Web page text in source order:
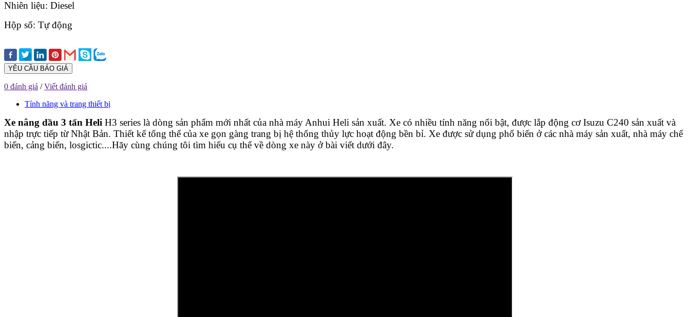
Nhiên liệu: Diesel
Hộp số: Tự động
YÊU CẦU BÁO GIÁ
0 đánh giá /Viết đánh giá
Tính năng và trang thiết bị
Xe nâng dầu 3 tấn Heli H3 series là dòng sản phẩm mới nhất của nhà máy Anhui Heli sản xuất. Xe có nhiều tính năng nổi bật, được lắp động cơ Isuzu C240 sản xuất và
nhập trực tiếp từ Nhật Bản. Thiết kế tổng thể của xe gọn gàng trang bị hệ thống thủy lực hoạt động bền bỉ. Xe được sử dụng phổ biến ở các nhà máy sản xuất, nhà máy chế
biến, cảng biển, losgictic....Hãy cùng chúng tôi tìm hiểu cụ thể về dòng xe này ở bài viết dưới đây.